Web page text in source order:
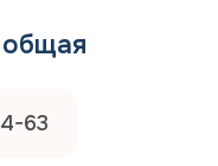
общая
63